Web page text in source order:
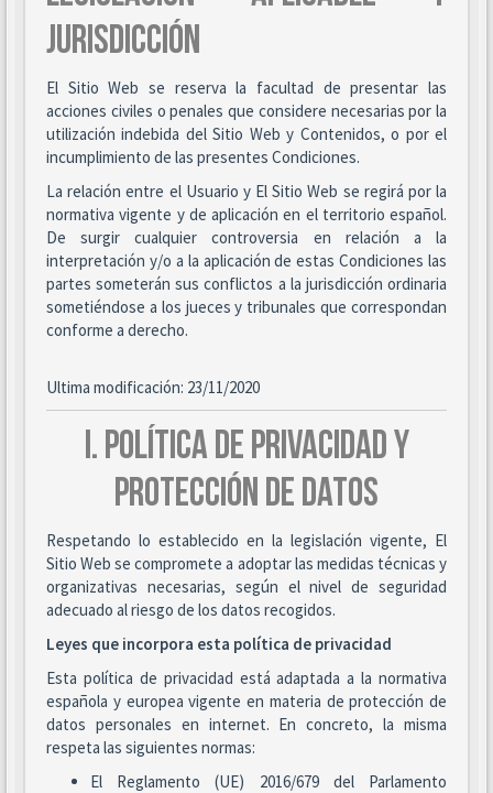
JURISDICCIÓN
El Sitio Web se reserva la facultad de presentar las
acciones civiles o penales que considere necesarias por la
utilización indebida del Sitio Web y Contenidos, o por el
incumplimiento de las presentes Condiciones.
La relación entre el Usuario y El Sitio Web se regirá por la
normativa vigente y de aplicación en el territorio español.
De surgir cualquier controversia en relación a la
interpretación y/o a la aplicación de estas Condiciones las
partes someterán sus conflictos a la jurisdicción ordinaria
sometiéndose a los jueces y tribunales que correspondan
conforme a derecho.
Ultima modificación: 23/11/2020
I. POLÍTICA DE PRIVACIDAD Y
PROTECCIÓN DE DATOS
Respetando lo establecido en la legislación vigente, El
Sitio Web se compromete a adoptar las medidas técnicas y
organizativas necesarias, según el nivel de seguridad
adecuado al riesgo de los datos recogidos.
Leyes que incorpora esta política de privacidad
Esta política de privacidad está adaptada a la normativa
española y europea vigente en materia de protección de
datos personales en internet. En concreto, la misma
respeta las siguientes normas:
El Reglamento (UE) 2016/679 del Parlamento